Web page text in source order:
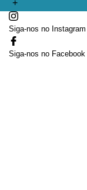
+
Siga-nos no Instagram
Siga-nos no Facebook